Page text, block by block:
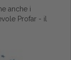
anche i
Profar - il